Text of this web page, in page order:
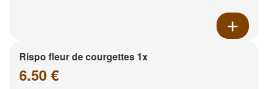
Rispo fleur de courgettes 1x
6.50 €